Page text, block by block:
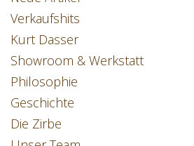
Verkaufshits
Kurt Dasser
Showroom & Werkstatt
Philosophie
Geschichte
Die Zirbe